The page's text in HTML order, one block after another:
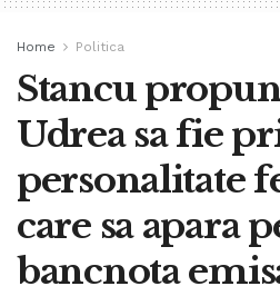
Home Politica
Stancu
Udrea sa fie
personalitate
care sa apara
bancnota